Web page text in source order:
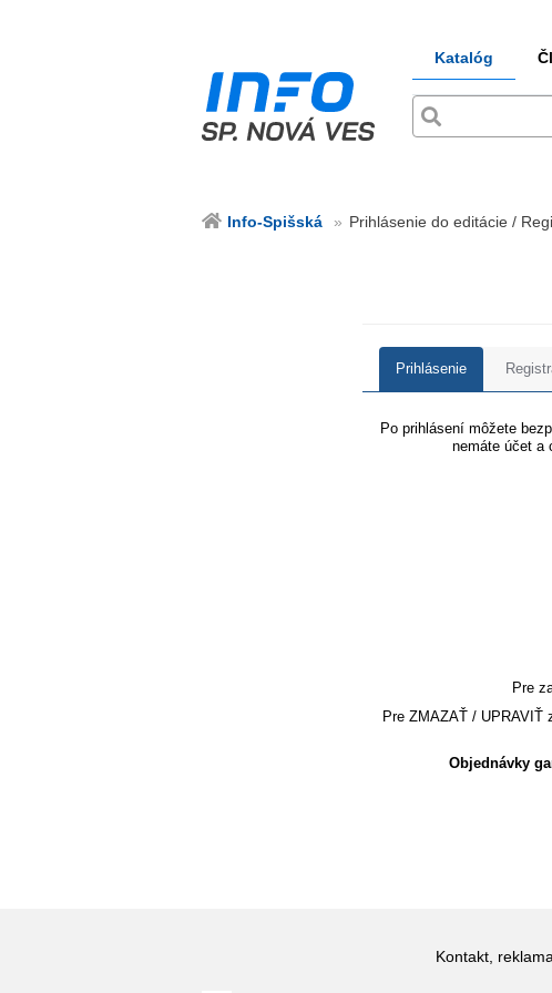
Katalóg
Info-Spišská Prihlásenie do editácie /
Prihlásenie
Po prihlásení môžete
nemáte účet a
Pre
Pre ZMAZAŤ / UPRAVIŤ
Objednávky
Kontakt,